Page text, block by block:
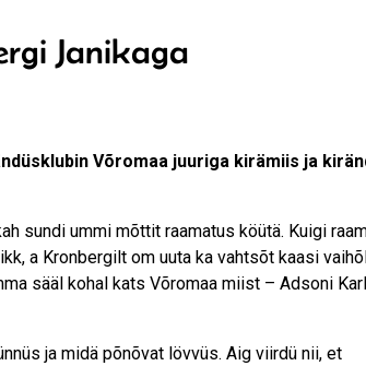
Janikaga
Võromaa juuriga kirämiis ja
sundi ummi mõttit raamatus köütä. Kuigi
a Kronbergilt om uuta ka vahtsõt kaasi
sääl kohal kats Võromaa miist – Adsoni Karl
ja midä põnõvat lövvüs. Aig viirdü nii, et